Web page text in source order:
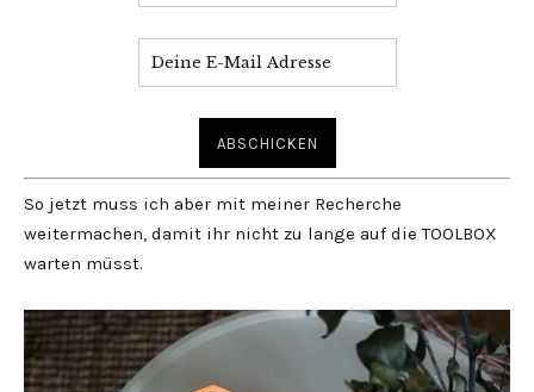
So jetzt muss ich aber mit meiner Recherche
weitermachen, damit ihr nicht zu lange auf die TOOLBOX
warten müsst.